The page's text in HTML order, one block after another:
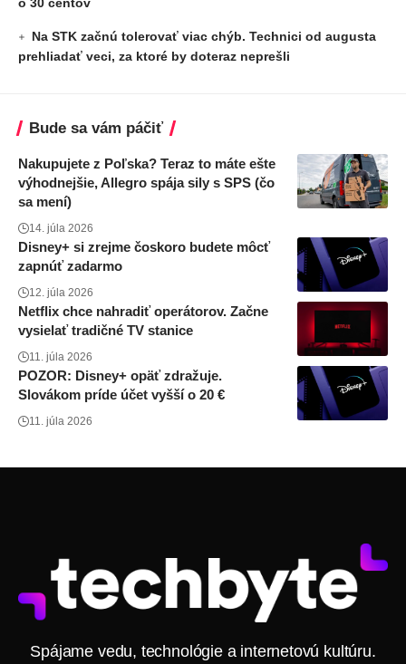
Na STK začnú tolerovať viac chýb. Technici od augusta
prehliadať veci, za ktoré by doteraz neprešli
Bude sa vám páčiť
Nakupujete z Poľska? Teraz to máte ešte
výhodnejšie, Allegro spája sily s SPS (čo
sa mení)
14. júla 2026
Disney+ si zrejme čoskoro budete môcť
zapnúť zadarmo
12. júla 2026
Netflix chce nahradiť operátorov. Začne
vysielať tradičné TV stanice
11. júla 2026
POZOR: Disney+ opäť zdražuje.
Slovákom príde účet vyšší o 20 €
11. júla 2026
Spájame vedu, technológie a internetovú kultúru.